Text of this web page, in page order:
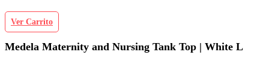
Ver Carrito
Medela Maternity and Nursing Tank Top | White L